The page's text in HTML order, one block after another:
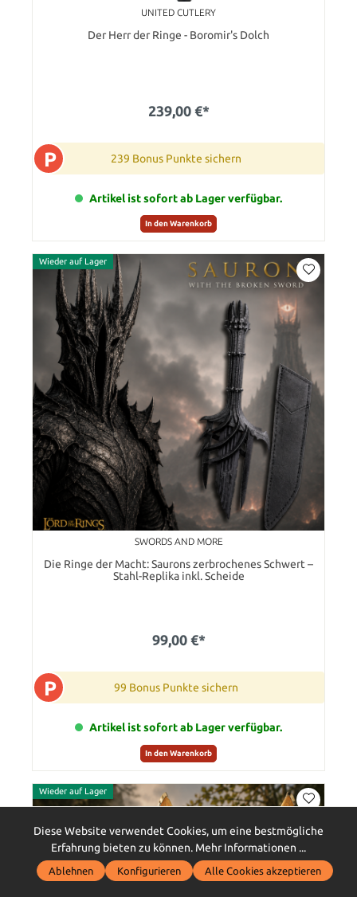
UNITED CUTLERY
Der Herr der Ringe - Boromir's Dolch
239,00 €*
P 239 Bonus Punkte sichern
Artikel ist sofort ab Lager verfügbar.
In den Warenkorb
Wieder auf Lager
SWORDS AND MORE
Die Ringe der Macht: Saurons zerbrochenes Schwert –
Stahl-Replika inkl. Scheide
99,00 €*
P 99 Bonus Punkte sichern
Artikel ist sofort ab Lager verfügbar.
In den Warenkorb
Wieder auf Lager
Diese Website verwendet Cookies, um eine bestmögliche
Erfahrung bieten zu können. Mehr Informationen ...
Ablehnen Konfigurieren Alle Cookies akzeptieren